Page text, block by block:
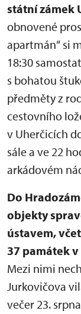
státní zámek
obnovené
apartmán“ si
18:30
s bohatou
předměty z
cestovního
v Uherčicích
sále a ve 22
arkádovém
Do
objekty
ústavem,
37 památek
Mezi nimi
Jurkovičova
večer 23.